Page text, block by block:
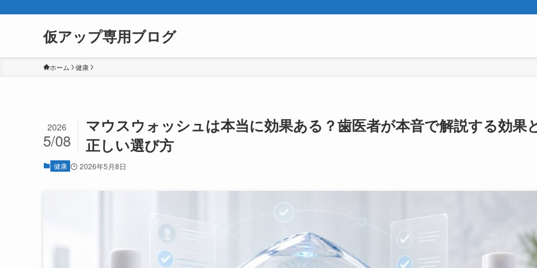
仮アップ専用ブログ
ホーム 健康
マウスウォッシュは本当に効果ある？歯医者が本音で解説する効果
正しい選び方
2026
5/08
健康 2026年5月8日